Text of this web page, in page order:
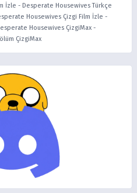
İzle - Desperate Housewives Türkçe
Housewives Çizgi Film İzle -
Housewives ÇizgiMax -
ÇizgiMax